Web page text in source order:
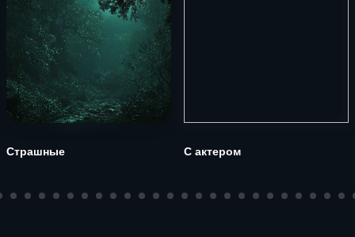
Страшные С актером